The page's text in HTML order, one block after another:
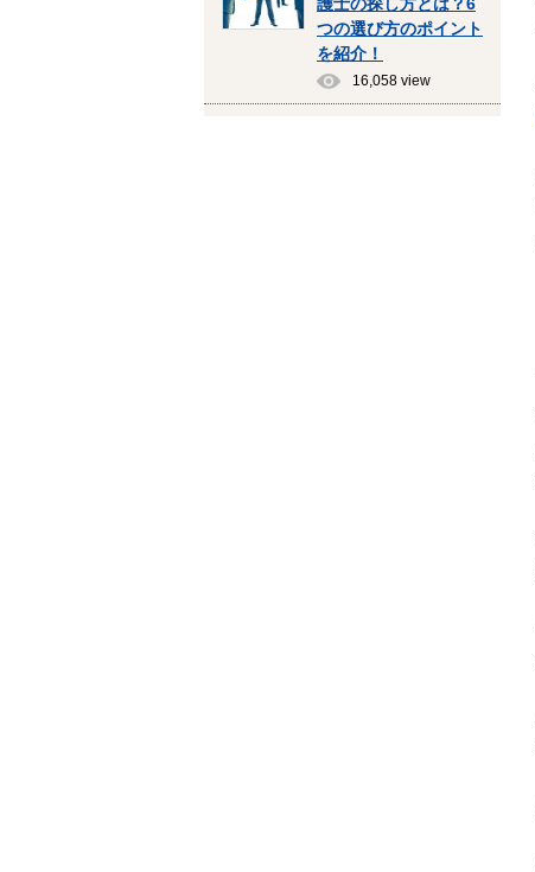
護士の探し方とは？6
つの選び方のポイント
を紹介！
16,058 view